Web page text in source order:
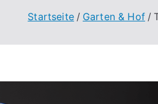
Startseite Garten & Hof